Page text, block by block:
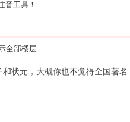
音工具！
全部楼层
状元，大概你也不觉得全国著名